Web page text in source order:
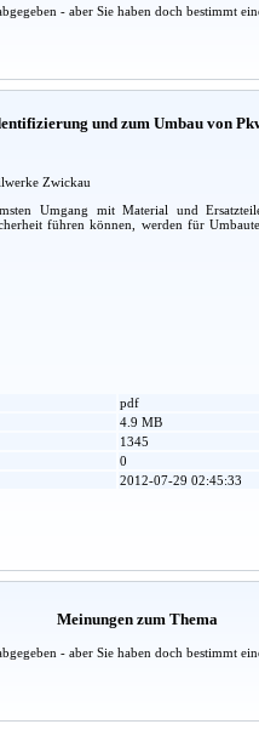
- aber Sie haben doch bestimmt
und zum Umbau von
Zwickau
Umgang mit Material und
führen können, werden für
pdf
4.9 MB
1345
0
2012-07-29 02:45:33
Meinungen zum Thema
- aber Sie haben doch bestimmt